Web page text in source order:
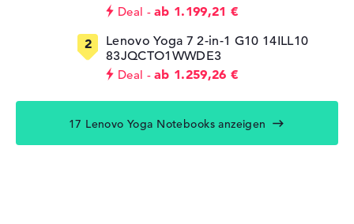
Deal
ab 1.199,21 €
Lenovo Yoga 7 2-in-1 G10 14ILL10
83JQCTO1WWDE3
Deal ab 1.259,26 €
17 Lenovo Yoga Notebooks anzeigen